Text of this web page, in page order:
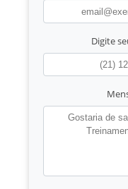
Digite